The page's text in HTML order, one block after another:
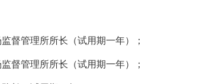
管理所所长（试用期一年）；
管理所所长（试用期一年）；